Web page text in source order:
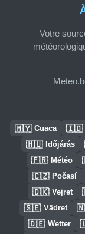
Votre
🇲🇾 Cuaca 🇮🇩
🇭🇺 Időjárás
🇫🇷 Météo
🇨🇿 Počasí
🇩🇰 Vejret
🇸🇪 Vädret
🇩🇪 Wetter